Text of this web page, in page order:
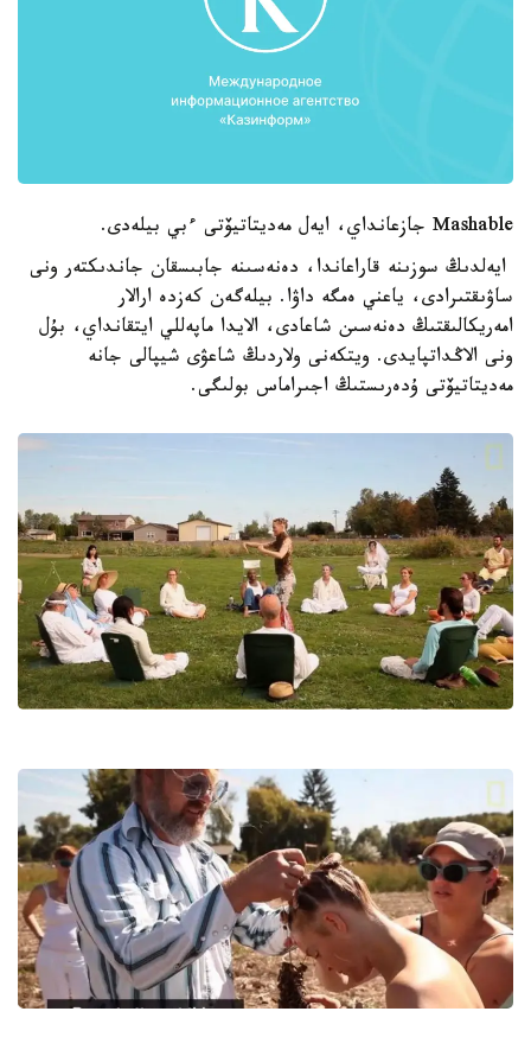
Mashable جازعانداي، ايەل مەديتاتيۆتى ءبي بيلەدى.
ايەلدىڭ سوزىنە قاراعاندا، دەنەسىنە جابىسقان جاندىكتەر ونى
ساۋىقتىرادى، ياعني ەمگە داۋا. بيلەگەن كەزدە ارالار
امەريكالىقتىڭ دەنەسىن شاعادى، الايدا ماپەللي ايتقانداي، بۇل
ونى الاڭداتپايدى. ويتكەنى ولاردىڭ شاعۋى شيپالى جانە
مەديتاتيۆتى ۇدەرىستىڭ اجىراماس بولىگى.